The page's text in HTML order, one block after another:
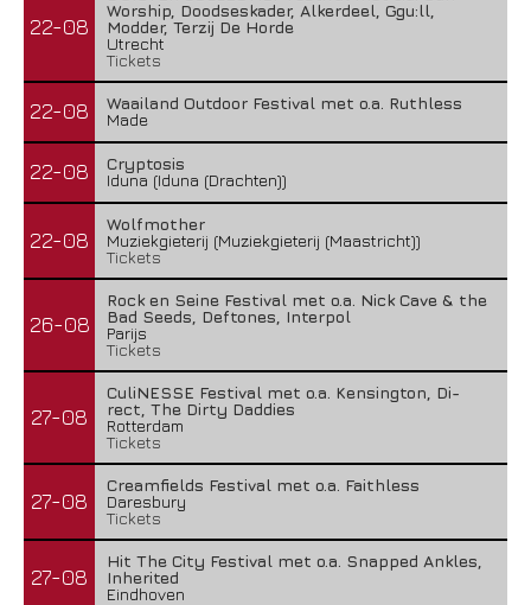
22-08
Worship, Doodseskader, Alkerdeel, Ggu:ll,
Modder, Terzij De Horde
Utrecht
Tickets
22-08
Waailand Outdoor Festival met o.a. Ruthless
Made
22-08
Cryptosis
Iduna (Iduna (Drachten))
22-08
Wolfmother
Muziekgieterij (Muziekgieterij (Maastricht))
Tickets
26-08
Rock en Seine Festival met o.a. Nick Cave & the
Bad Seeds, Deftones, Interpol
Parijs
Tickets
27-08
CuliNESSE Festival met o.a. Kensington, Di-
rect, The Dirty Daddies
Rotterdam
Tickets
27-08
Creamfields Festival met o.a. Faithless
Daresbury
Tickets
27-08
Hit The City Festival met o.a. Snapped Ankles,
Inherited
Eindhoven